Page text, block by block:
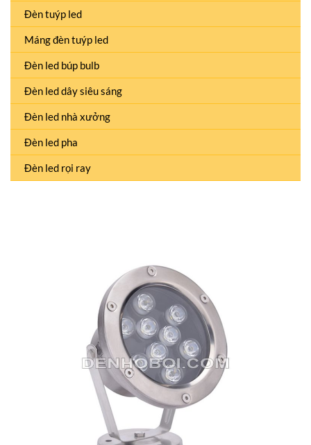
Đèn tuýp led
Máng đèn tuýp led
Đèn led búp bulb
Đèn led dây siêu sáng
Đèn led nhà xưởng
Đèn led pha
Đèn led rọi ray